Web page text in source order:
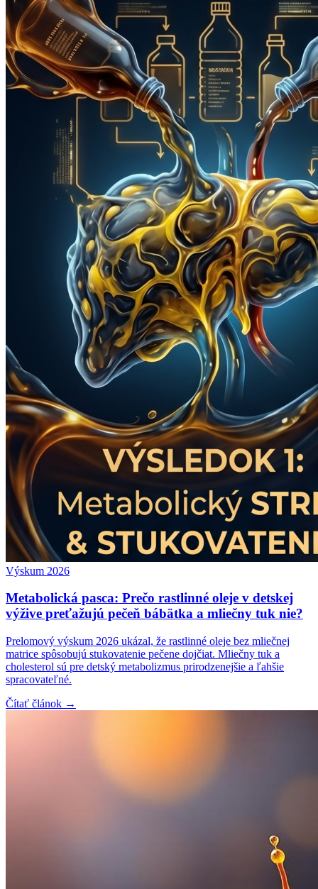
Výskum 2026
Metabolická pasca: Prečo rastlinné oleje v detskej
výžive preťažujú pečeň bábätka a mliečny tuk nie?
Prelomový výskum 2026 ukázal, že rastlinné oleje bez mliečnej
matrice spôsobujú stukovatenie pečene dojčiat. Mliečny tuk a
cholesterol sú pre detský metabolizmus prirodzenejšie a ľahšie
spracovateľné.
Čítať článok →